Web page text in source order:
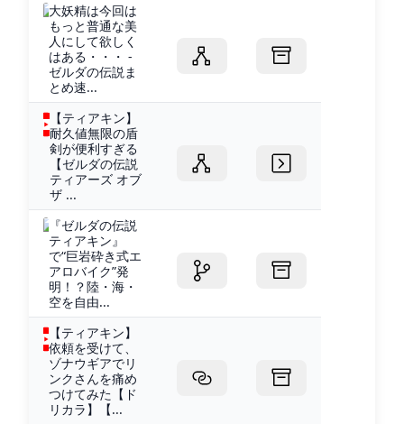
大妖精は今回は
もっと普通な美
人にして欲しく
はある・・・ -
ゼルダの伝説ま
とめ速...
【ティアキン】
耐久値無限の盾
剣が便利すぎる
【ゼルダの伝説
ティアーズ オブ
ザ ...
『ゼルダの伝説
ティアキン』
で“巨岩砕き式エ
アロバイク”発
明！？陸・海・
空を自由...
【ティアキン】
依頼を受けて、
ゾナウギアでリ
ンクさんを痛め
つけてみた【ド
リカラ】【...